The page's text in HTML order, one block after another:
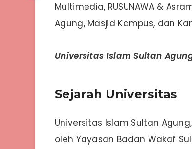
Multimedia, RUSUNAWA &
Agung, Masjid Kampus, dan
Universitas Islam Sultan
Sejarah Universitas
Universitas Islam Sultan
oleh Yayasan Badan Wakaf